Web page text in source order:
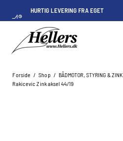
HURTIG LEVERING FRA EGET
LAGER I KASTRUP
Forside / Shop / BÅDMOTOR, STYRING & ZINK
Rakicevic Zink aksel 44/19